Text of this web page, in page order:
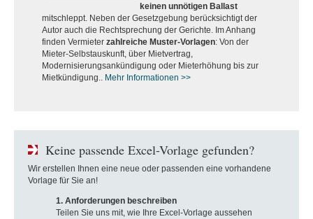
keinen unnötigen Ballast
mitschleppt. Neben der Gesetzgebung berücksichtigt der
Autor auch die Rechtsprechung der Gerichte. Im Anhang
finden Vermieter zahlreiche Muster-Vorlagen: Von der
Mieter-Selbstauskunft, über Mietvertrag,
Modernisierungsankündigung oder Mieterhöhung bis zur
Mietkündigung.. Mehr Informationen >>
Keine passende Excel-Vorlage gefunden?
Wir erstellen Ihnen eine neue oder passenden eine vorhandene
Vorlage für Sie an!
1. Anforderungen beschreiben
Teilen Sie uns mit, wie Ihre Excel-Vorlage aussehen